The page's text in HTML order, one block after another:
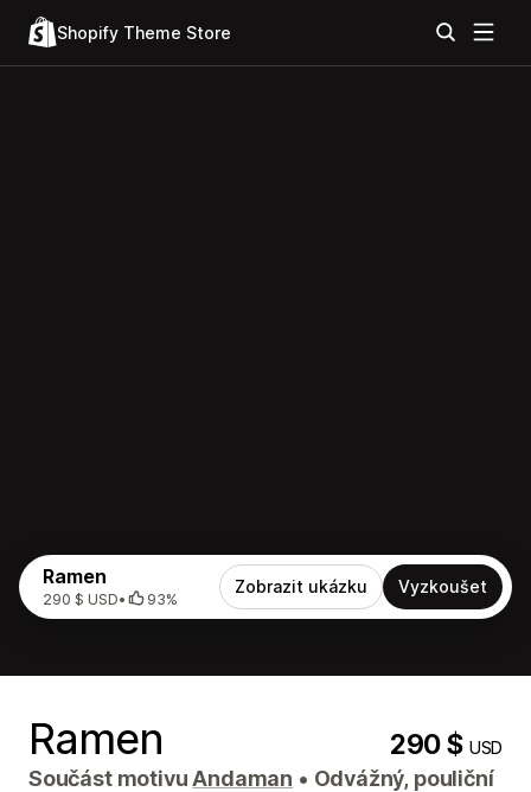
Shopify Theme Store
Ramen
290 $ USD• 93%
Zobrazit ukázku Vyzkoušet
Ramen 290 $USD
Součást motivuAndaman • Odvážný, pouliční